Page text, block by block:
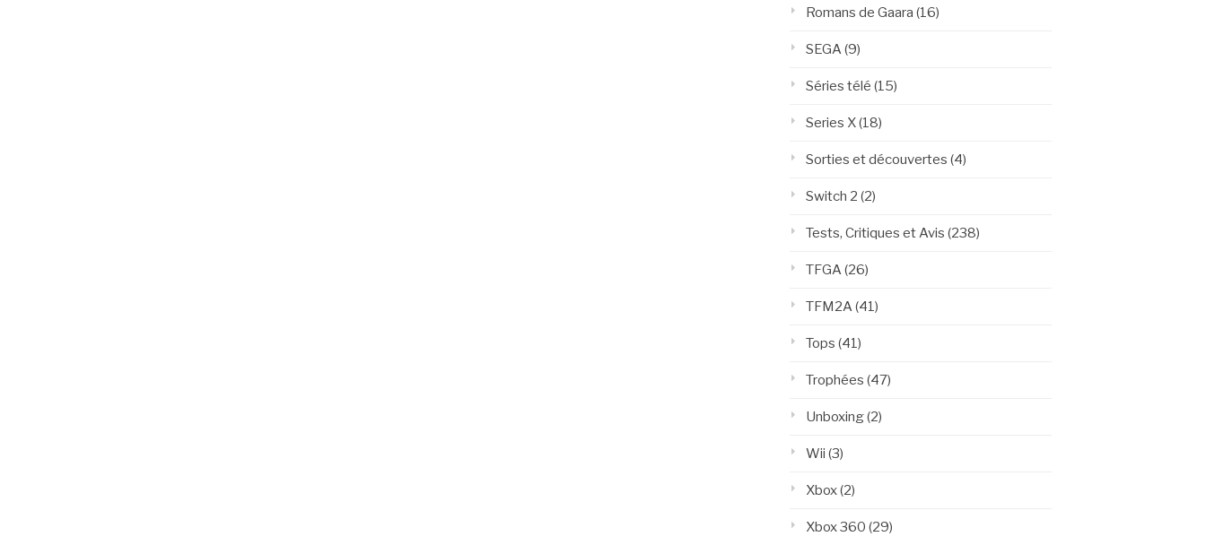
Romans de Gaara (16)
SEGA (9)
Séries télé (15)
Series X(18)
Sorties et découvertes (4)
Switch 2 (2)
Tests, Critiques et Avis (238)
TFGA (26)
TFM2A (41)
Tops (41)
Trophées (47)
Unboxing(2)
Wii (3)
Xbox(2)
Xbox 360 (29)